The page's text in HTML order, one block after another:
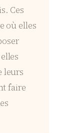
Ces
où elles
leurs
faire